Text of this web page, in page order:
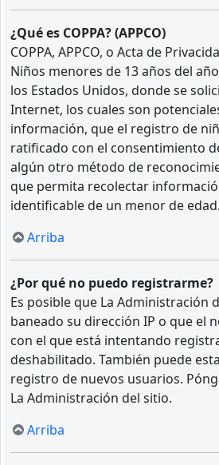
¿Qué es COPPA? (APPCO)
COPPA, APPCO, o Acta de
Niños menores de 13 años del
los Estados Unidos, donde se
Internet, los cuales son
información, que el registro de
ratificado con el consentimiento
algún otro método de
que permita recolectar
identificable de un menor de edad.
Arriba
¿Por qué no puedo registrarme?
Es posible que La Administración
baneado su dirección IP o que el
con el que está intentando
deshabilitado. También puede
registro de nuevos usuarios.
La Administración del sitio.
Arriba